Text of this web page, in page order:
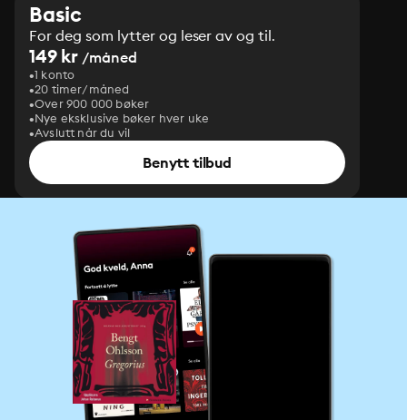
Basic
For deg som lytter og leser av og til.
149 kr /måned
1 konto
20 timer/måned
Over 900 000 bøker
Nye eksklusive bøker hver uke
Avslutt når du vil
Benytt tilbud